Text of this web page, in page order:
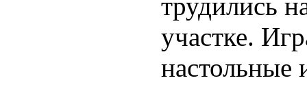
участке.